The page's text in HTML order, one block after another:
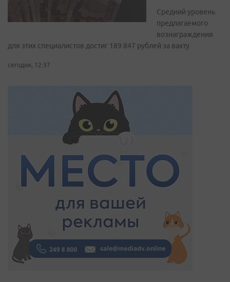
Средний уровень
предлагаемого
вознаграждения
для этих специалистов достиг 189 847 рублей за вахту
сегодня, 12:37